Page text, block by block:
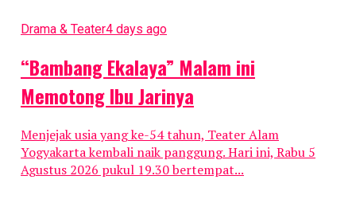
Drama & Teater4 days ago
“Bambang Ekalaya” Malam ini
Memotong Ibu Jarinya
Menjejak usia yang ke-54 tahun, Teater Alam
Yogyakarta kembali naik panggung. Hari ini, Rabu 5
Agustus 2026 pukul 19.30 bertempat...